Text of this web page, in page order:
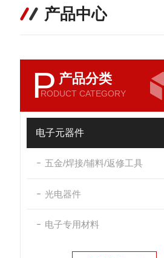
产品中心
P 产品分类
RODUCT CATEGORY
电子元器件
五金/焊接/辅料/返修工具
光电器件
电子专用材料